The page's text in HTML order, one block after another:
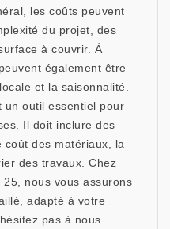
les coûts peuvent
du projet, des
à couvrir. À
également être
et la saisonnalité.
un outil essentiel pour
Il doit inclure des
coût des matériaux, la
des travaux. Chez
nous vous assurons
adapté à votre
pas à nous